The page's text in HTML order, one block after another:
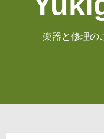
楽器と修理の